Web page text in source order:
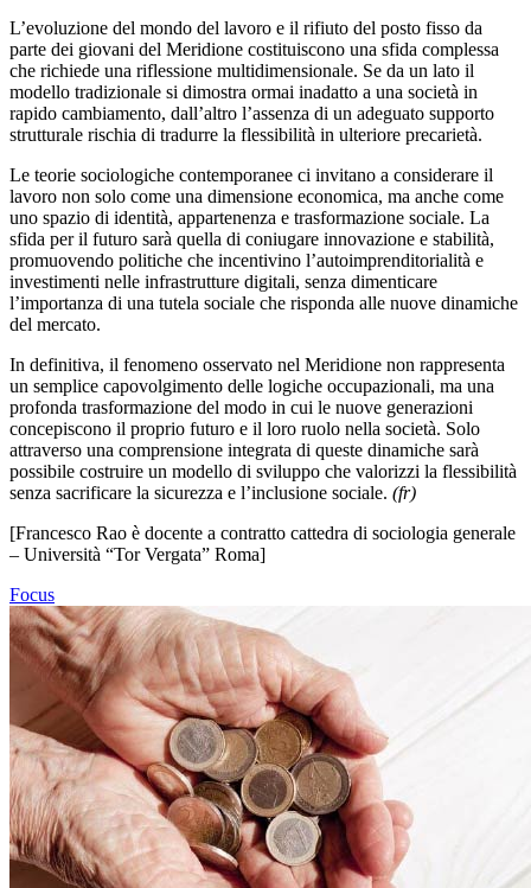
L’evoluzione del mondo del lavoro e il rifiuto del posto fisso da
parte dei giovani del Meridione costituiscono una sfida complessa
che richiede una riflessione multidimensionale. Se da un lato il
modello tradizionale si dimostra ormai inadatto a una società in
rapido cambiamento, dall’altro l’assenza di un adeguato supporto
strutturale rischia di tradurre la flessibilità in ulteriore precarietà.
Le teorie sociologiche contemporanee ci invitano a considerare il
lavoro non solo come una dimensione economica, ma anche come
uno spazio di identità, appartenenza e trasformazione sociale. La
sfida per il futuro sarà quella di coniugare innovazione e stabilità,
promuovendo politiche che incentivino l’autoimprenditorialità e
investimenti nelle infrastrutture digitali, senza dimenticare
l’importanza di una tutela sociale che risponda alle nuove dinamiche
del mercato.
In definitiva, il fenomeno osservato nel Meridione non rappresenta
un semplice capovolgimento delle logiche occupazionali, ma una
profonda trasformazione del modo in cui le nuove generazioni
concepiscono il proprio futuro e il loro ruolo nella società. Solo
attraverso una comprensione integrata di queste dinamiche sarà
possibile costruire un modello di sviluppo che valorizzi la flessibilità
senza sacrificare la sicurezza e l’inclusione sociale. (fr)
[Francesco Rao è docente a contratto cattedra di sociologia generale
– Università “Tor Vergata” Roma]
Focus